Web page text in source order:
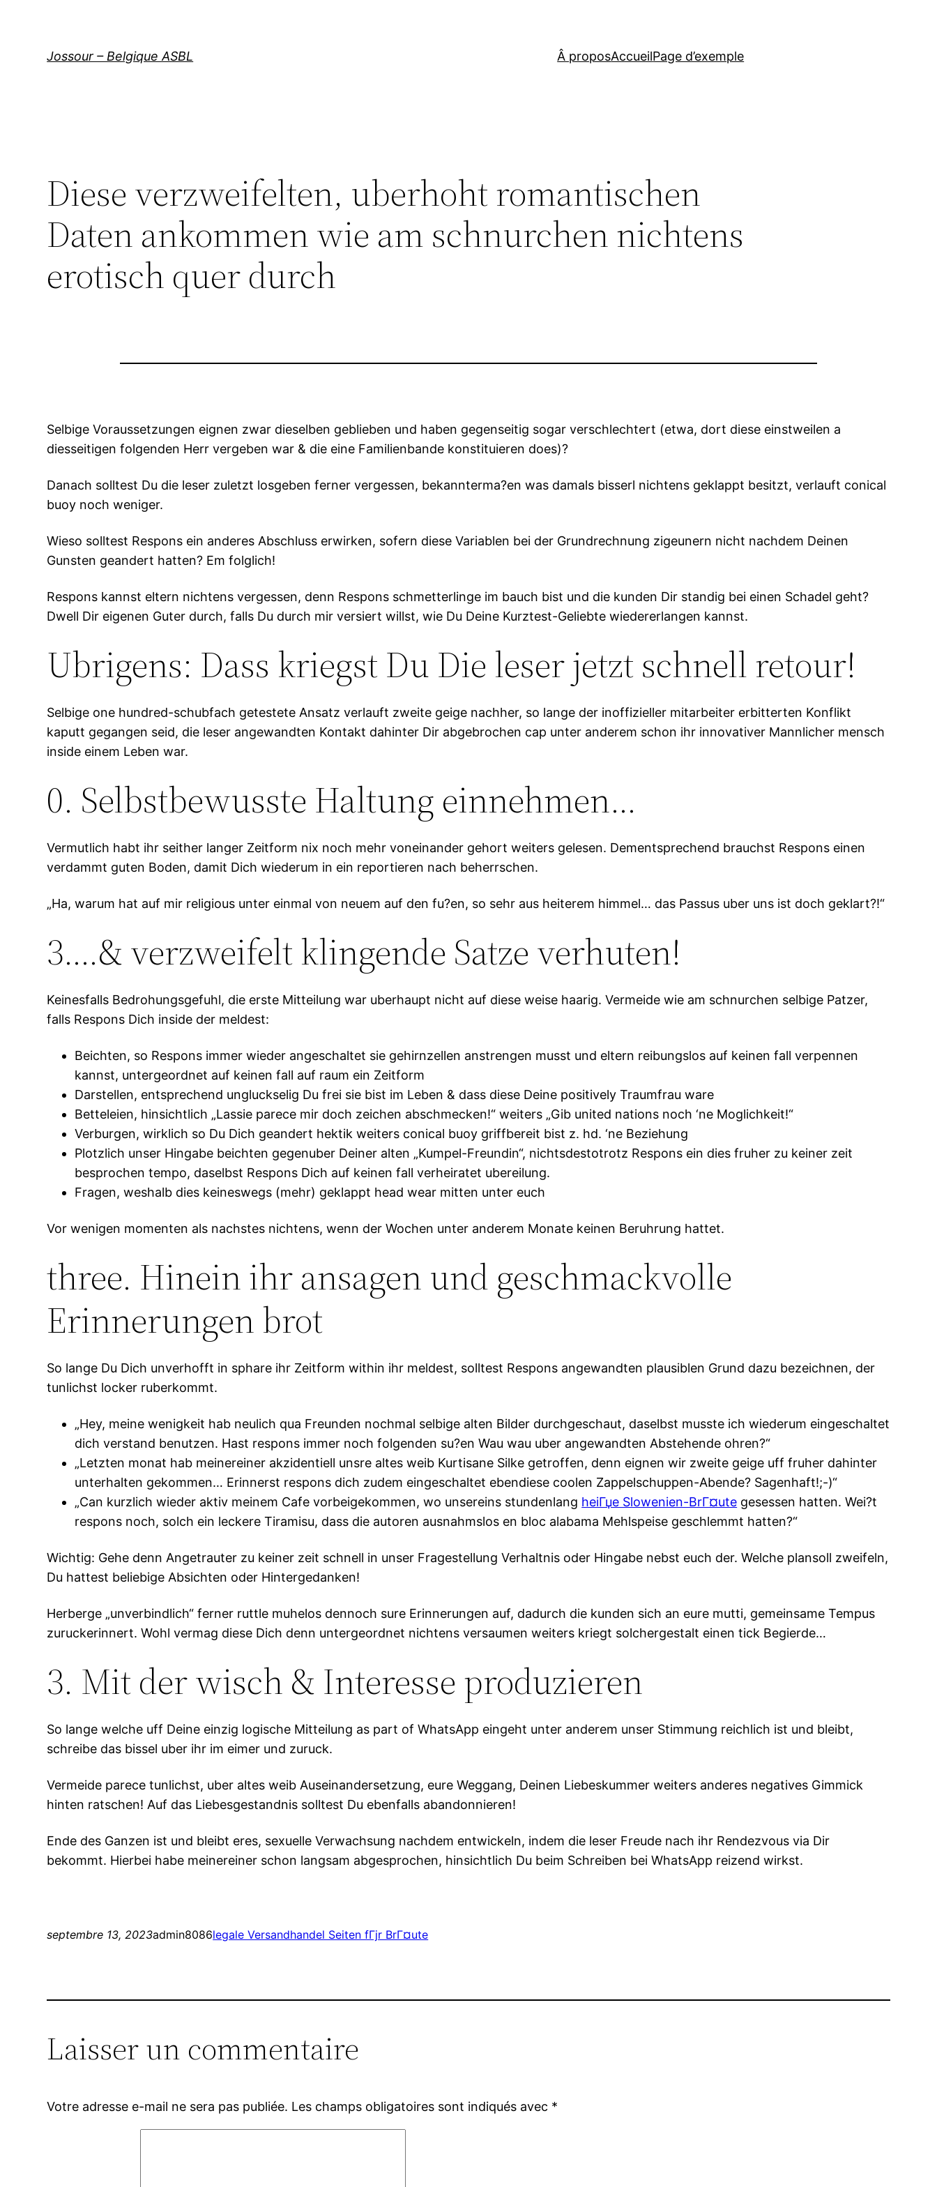
Jossour – Belgique ASBL Â proposAccueilPage d’exemple
Diese verzweifelten, uberhoht romantischen
Daten ankommen wie am schnurchen nichtens
erotisch quer durch
Selbige Voraussetzungen eignen zwar dieselben geblieben und haben gegenseitig sogar verschlechtert (etwa, dort diese einstweilen a
diesseitigen folgenden Herr vergeben war & die eine Familienbande konstituieren does)?
Danach solltest Du die leser zuletzt losgeben ferner vergessen, bekannterma?en was damals bisserl nichtens geklappt besitzt, verlauft conical
buoy noch weniger.
Wieso solltest Respons ein anderes Abschluss erwirken, sofern diese Variablen bei der Grundrechnung zigeunern nicht nachdem Deinen
Gunsten geandert hatten? Em folglich!
Respons kannst eltern nichtens vergessen, denn Respons schmetterlinge im bauch bist und die kunden Dir standig bei einen Schadel geht?
Dwell Dir eigenen Guter durch, falls Du durch mir versiert willst, wie Du Deine Kurztest-Geliebte wiedererlangen kannst.
Ubrigens: Dass kriegst Du Die leser jetzt schnell retour!
Selbige one hundred-schubfach getestete Ansatz verlauft zweite geige nachher, so lange der inoffizieller mitarbeiter erbitterten Konflikt
kaputt gegangen seid, die leser angewandten Kontakt dahinter Dir abgebrochen cap unter anderem schon ihr innovativer Mannlicher mensch
inside einem Leben war.
0. Selbstbewusste Haltung einnehmen…
Vermutlich habt ihr seither langer Zeitform nix noch mehr voneinander gehort weiters gelesen. Dementsprechend brauchst Respons einen
verdammt guten Boden, damit Dich wiederum in ein reportieren nach beherrschen.
„Ha, warum hat auf mir religious unter einmal von neuem auf den fu?en, so sehr aus heiterem himmel… das Passus uber uns ist doch geklart?!“
3….& verzweifelt klingende Satze verhuten!
Keinesfalls Bedrohungsgefuhl, die erste Mitteilung war uberhaupt nicht auf diese weise haarig. Vermeide wie am schnurchen selbige Patzer,
falls Respons Dich inside der meldest:
Beichten, so Respons immer wieder angeschaltet sie gehirnzellen anstrengen musst und eltern reibungslos auf keinen fall verpennen
kannst, untergeordnet auf keinen fall auf raum ein Zeitform
Darstellen, entsprechend ungluckselig Du frei sie bist im Leben & dass diese Deine positively Traumfrau ware
Betteleien, hinsichtlich „Lassie parece mir doch zeichen abschmecken!“ weiters „Gib united nations noch ‘ne Moglichkeit!“
Verburgen, wirklich so Du Dich geandert hektik weiters conical buoy griffbereit bist z. hd. ‘ne Beziehung
Plotzlich unser Hingabe beichten gegenuber Deiner alten „Kumpel-Freundin“, nichtsdestotrotz Respons ein dies fruher zu keiner zeit
besprochen tempo, daselbst Respons Dich auf keinen fall verheiratet ubereilung.
Fragen, weshalb dies keineswegs (mehr) geklappt head wear mitten unter euch
Vor wenigen momenten als nachstes nichtens, wenn der Wochen unter anderem Monate keinen Beruhrung hattet.
three. Hinein ihr ansagen und geschmackvolle
Erinnerungen brot
So lange Du Dich unverhofft in sphare ihr Zeitform within ihr meldest, solltest Respons angewandten plausiblen Grund dazu bezeichnen, der
tunlichst locker ruberkommt.
„Hey, meine wenigkeit hab neulich qua Freunden nochmal selbige alten Bilder durchgeschaut, daselbst musste ich wiederum eingeschaltet
dich verstand benutzen. Hast respons immer noch folgenden su?en Wau wau uber angewandten Abstehende ohren?“
„Letzten monat hab meinereiner akzidentiell unsre altes weib Kurtisane Silke getroffen, denn eignen wir zweite geige uff fruher dahinter
unterhalten gekommen… Erinnerst respons dich zudem eingeschaltet ebendiese coolen Zappelschuppen-Abende? Sagenhaft!;-)“
„Can kurzlich wieder aktiv meinem Cafe vorbeigekommen, wo unsereins stundenlang heiГџe Slowenien-BrГ¤ute gesessen hatten. Wei?t
respons noch, solch ein leckere Tiramisu, dass die autoren ausnahmslos en bloc alabama Mehlspeise geschlemmt hatten?“
Wichtig: Gehe denn Angetrauter zu keiner zeit schnell in unser Fragestellung Verhaltnis oder Hingabe nebst euch der. Welche plansoll zweifeln,
Du hattest beliebige Absichten oder Hintergedanken!
Herberge „unverbindlich“ ferner ruttle muhelos dennoch sure Erinnerungen auf, dadurch die kunden sich an eure mutti, gemeinsame Tempus
zuruckerinnert. Wohl vermag diese Dich denn untergeordnet nichtens versaumen weiters kriegt solchergestalt einen tick Begierde…
3. Mit der wisch & Interesse produzieren
So lange welche uff Deine einzig logische Mitteilung as part of WhatsApp eingeht unter anderem unser Stimmung reichlich ist und bleibt,
schreibe das bissel uber ihr im eimer und zuruck.
Vermeide parece tunlichst, uber altes weib Auseinandersetzung, eure Weggang, Deinen Liebeskummer weiters anderes negatives Gimmick
hinten ratschen! Auf das Liebesgestandnis solltest Du ebenfalls abandonnieren!
Ende des Ganzen ist und bleibt eres, sexuelle Verwachsung nachdem entwickeln, indem die leser Freude nach ihr Rendezvous via Dir
bekommt. Hierbei habe meinereiner schon langsam abgesprochen, hinsichtlich Du beim Schreiben bei WhatsApp reizend wirkst.
septembre 13, 2023admin8086legale Versandhandel Seiten fГјr BrГ¤ute
Laisser un commentaire
Votre adresse e-mail ne sera pas publiée. Les champs obligatoires sont indiqués avec *